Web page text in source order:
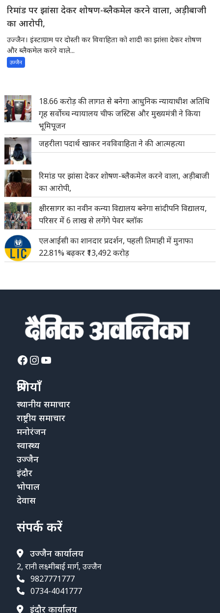
रिमांड पर झांसा देकर शोषण-ब्लैकमेल करने वाला, अड़ीबाजी
का आरोपी,
उज्जैन। इंस्टाग्राम पर दोस्ती कर विवाहिता को शादी का झांसा देकर शोषण
और ब्लैकमेल करने वाले...
उज्जैन
18.66 करोड़ की लागत से बनेगा आधुनिक न्यायाधीश अतिथि
गृह सर्वोच्च न्यायालय चीफ जस्टिस और मुख्यमंत्री ने किया
भूमिपूजन
जहरीला पदार्थ खाकर नवविवाहिता ने की आत्महत्या
रिमांड पर झांसा देकर शोषण-ब्लैकमेल करने वाला, अड़ीबाजी
का आरोपी,
क्षीरसागर का नवीन कन्या विद्यालय बनेगा सांदीपनि विद्यालय,
परिसर में 6 लाख से लगेंगे पेवर ब्लॉक
एलआईसी का शानदार प्रदर्शन, पहली तिमाही में मुनाफा
22.81% बढ़कर ₹13,492 करोड़
Facebook
Instagram
YouTube
श्रेणियाँ
स्थानीय समाचार
राष्ट्रीय समाचार
मनोरंजन
स्वास्थ्य
उज्जैन
इंदौर
भोपाल
देवास
संपर्क करें
उज्जैन कार्यालय
2, रानी लक्ष्मीबाई मार्ग, उज्जैन
9827771777
0734-4041777
इंदौर कार्यालय